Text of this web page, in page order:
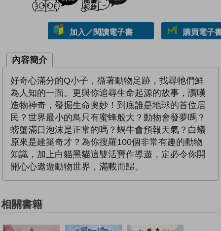
加入／閱讀電子書 購買電子
內容簡介
好奇心滿分的Q小子，循著動物足跡，找尋牠們鮮
為人知的一面。更與你追尋生命起源的故事，讚嘆
造物神奇，發掘生命奧妙！到底誰是地球的首位居
民？世界最小的鳥只有蜜蜂般大？動物會發夢嗎？
螃蟹滿口泡沫是正常的嗎？蝸牛會預報天氣？白蟻
原來是建築奇才？為你搜羅100個非常有趣的動物
知識，加上白貓黑貓這雙活寶作導遊，定必令你開
開心心遨遊動物世界，滿載而歸。
相關書籍